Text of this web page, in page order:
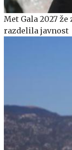
Met Gala 2027
razdelila javnost